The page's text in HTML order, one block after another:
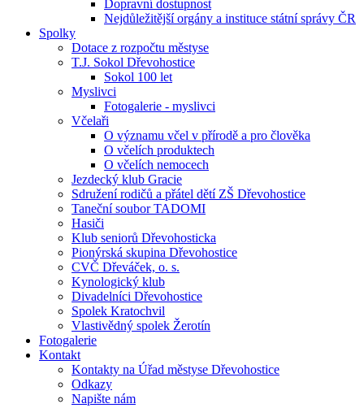
Dopravní dostupnost
Nejdůležitější orgány a instituce státní správy ČR
Spolky
Dotace z rozpočtu městyse
T.J. Sokol Dřevohostice
Sokol 100 let
Myslivci
Fotogalerie - myslivci
Včelaři
O významu včel v přírodě a pro člověka
O včelích produktech
O včelích nemocech
Jezdecký klub Gracie
Sdružení rodičů a přátel dětí ZŠ Dřevohostice
Taneční soubor TADOMI
Hasiči
Klub seniorů Dřevohosticka
Pionýrská skupina Dřevohostice
CVČ Dřeváček, o. s.
Kynologický klub
Divadelníci Dřevohostice
Spolek Kratochvil
Vlastivědný spolek Žerotín
Fotogalerie
Kontakt
Kontakty na Úřad městyse Dřevohostice
Odkazy
Napište nám